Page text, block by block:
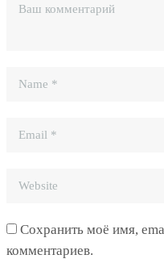
Сохранить моё имя,
комментариев.